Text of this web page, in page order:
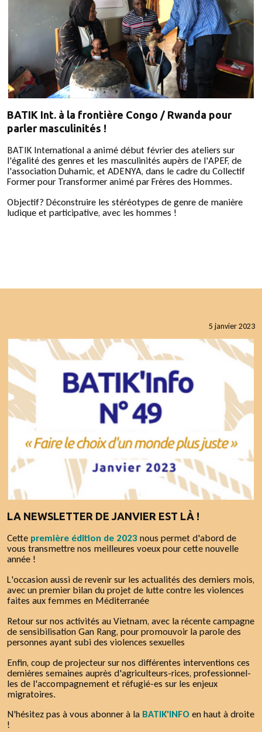
BATIK Int. à la frontière Congo / Rwanda pour
parler masculinités !
BATIK International a animé début février des ateliers sur
l'égalité des genres et les masculinités aupèrs de l'APEF, de
l'association Duhamic, et ADENYA, dans le cadre du Collectif
Former pour Transformer animé par Frères des Hommes.
Objectif? Déconstruire les stéréotypes de genre de manière
ludique et participative, avec les hommes !
5 janvier 2023
LA NEWSLETTER DE JANVIER EST LÀ !
Cette première édition de 2023 nous permet d'abord de
vous transmettre nos meilleures voeux pour cette nouvelle
année !
L'occasion aussi de revenir sur les actualités des derniers mois,
avec un premier bilan du projet de lutte contre les violences
faites aux femmes en Méditerranée
Retour sur nos activités au Vietnam, avec la récente campagne
de sensibilisation Gan Rang, pour promouvoir la parole des
personnes ayant subi des violences sexuelles
Enfin, coup de projecteur sur nos différentes interventions ces
dernières semaines auprès d'agriculteurs-rices, professionnel-
les de l'accompagnement et réfugié-es sur les enjeux
migratoires.
N'hésitez pas à vous abonner à la BATIK'INFOen haut à droite
!